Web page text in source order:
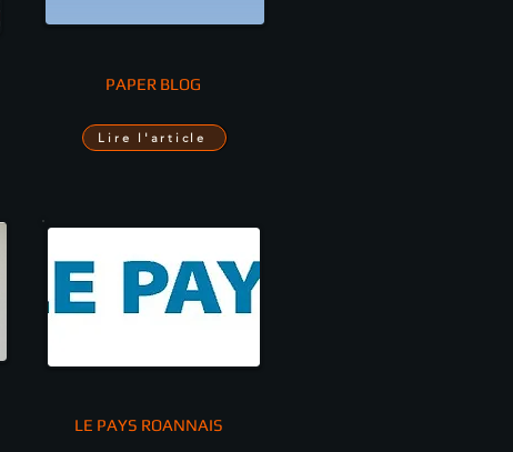
PAPER BLOG
Lire l'article
LE PAYS ROANNAIS